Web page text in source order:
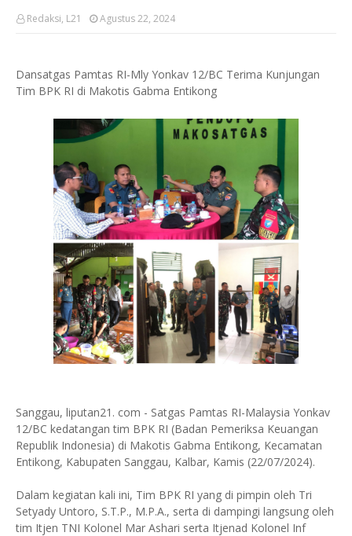
Redaksi, L21 Agustus 22, 2024
Dansatgas Pamtas RI-Mly Yonkav 12/BC Terima Kunjungan
Tim BPK RI di Makotis Gabma Entikong
Sanggau, liputan21. com - Satgas Pamtas RI-Malaysia Yonkav
12/BC kedatangan tim BPK RI (Badan Pemeriksa Keuangan
Republik Indonesia) di Makotis Gabma Entikong, Kecamatan
Entikong, Kabupaten Sanggau, Kalbar, Kamis (22/07/2024).
Dalam kegiatan kali ini, Tim BPK RI yang di pimpin oleh Tri
Setyady Untoro, S.T.P., M.P.A., serta di dampingi langsung oleh
tim Itjen TNI Kolonel Mar Ashari serta Itjenad Kolonel Inf